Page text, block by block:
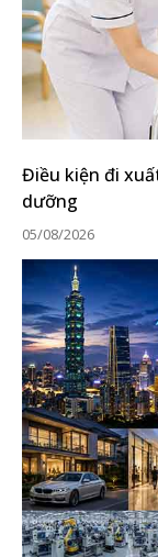
Điều kiện đi
dưỡng
05/08/2026